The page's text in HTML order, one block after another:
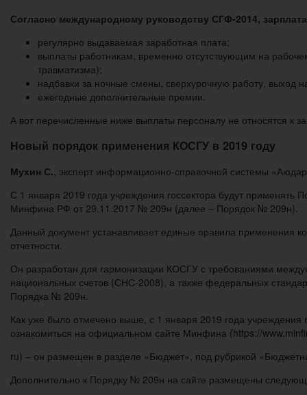
Согласно международному руководству СГФ-2014,
регулярно выдаваемая заработная плата;
выплаты работникам, временно отсутствующим на
травматизма);
надбавки за ночные смены, сверхурочную работу, выход
ежегодные дополнительные премии.
А вот перечисленные ниже выплаты персоналу не относятся к
Новый порядок применения КОСГУ в 2019 году
Мухин С., эксперт информационно-справочной системы
С 1 января 2019 года учреждения госсектора будут применять
Минфина РФ от 29.11.2017 № 209н (далее – Порядок № 209н).
Данный документ устанавливает единые правила применения
отчетности.
Он разработан для гармонизации КОСГУ с требованиями
национальных счетов (СНС-2008), а также федеральных
Порядка № 209н.
Как уже было отмечено выше, с 1 января 2019 года
ознакомиться на официальном сайте Минфина (https://
ru) – он размещен в разделе «Бюджет», под рубрикой
Дополнительно к Порядку № 209н на сайте размещены